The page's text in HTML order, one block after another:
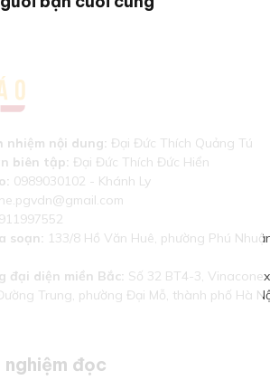
nhiệm nội dung: Đại Đức Thích Quảng Tú
biên tập: Đại Đức Thích Đức Hiển
0989030102 - Khánh Ly
soạn: 133/8 Hồ Văn Huê, phường Phú
đại diện miền Bắc: Số 32 BT4-3,
Trung, phường Đại Mỗ, thành phố Hà
đọc